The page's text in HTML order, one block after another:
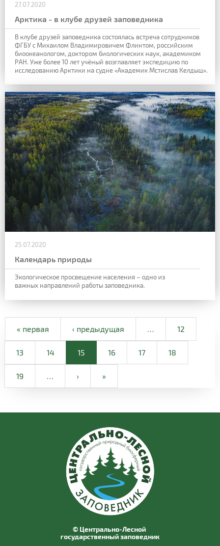
27.07.2020
Арктика - в клубе друзей заповедника
В клубе друзей заповедника состоялась встреча сотрудников
ФГБУ с Михаилом Владимировичем Флинтом, российским
биоокеанологом, доктором биологических наук, академиком
РАН. Уже более 10 лет учёный возглавляет экспедицию по
исследованию Арктики на судне «Академик Мстислав Келдыш».
25.07.2020
Календарь природы
Экологическое просвещение населения – одно из
важных направлений работы заповедника.
« первая ‹ предыдущая 12
13 14 15 16 17 18
19 › »
© Центрально-Лесной
государственный заповедник